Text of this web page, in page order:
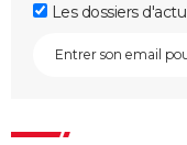
Les dossiers d'actu